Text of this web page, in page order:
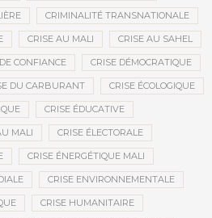
CRIMINALITÉ TRANSNATIONALE
CRISE AU MALI CRISE AU SAHEL
CONFIANCE CRISE DÉMOCRATIQUE
DU CARBURANT CRISE ÉCOLOGIQUE
CRISE ÉDUCATIVE
MALI CRISE ÉLECTORALE
CRISE ÉNERGÉTIQUE MALI
CRISE ENVIRONNEMENTALE
CRISE HUMANITAIRE